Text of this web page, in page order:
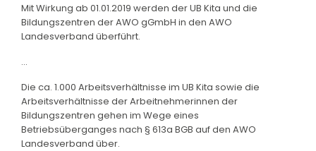
Mit Wirkung ab 01.01.2019 werden der UB Kita und die
Bildungszentren der AWO gGmbH in den AWO
Landesverband überführt.
...
Die ca. 1.000 Arbeitsverhältnisse im UB Kita sowie die
Arbeitsverhältnisse der Arbeitnehmerinnen der
Bildungszentren gehen im Wege eines
Betriebsüberganges nach § 613a BGB auf den AWO
Landesverband über.